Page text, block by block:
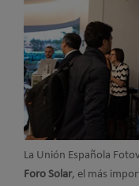
La Unión Española
Foro Solar, el más